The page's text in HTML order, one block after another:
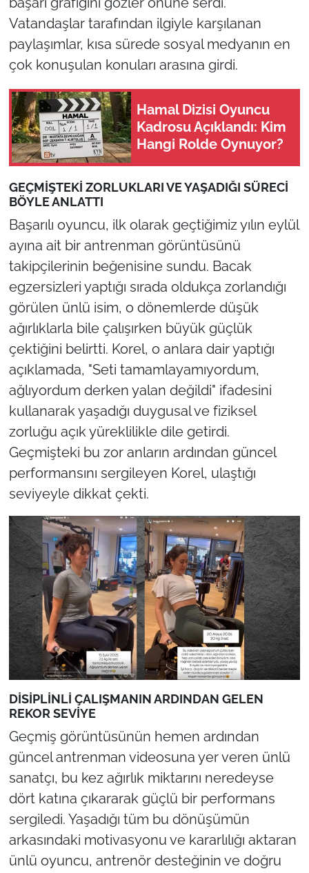
Vatandaşlar tarafından ilgiyle karşılanan
paylaşımlar, kısa sürede sosyal medyanın en
çok konuşulan konuları arasına girdi.
Hamal Dizisi Oyuncu
Kadrosu Açıklandı: Kim
Hangi Rolde Oynuyor?
GEÇMİŞTEKİ ZORLUKLARI VE YAŞADIĞI SÜRECİ
BÖYLE ANLATTI
Başarılı oyuncu, ilk olarak geçtiğimiz yılın eylül
ayına ait bir antrenman görüntüsünü
takipçilerinin beğenisine sundu. Bacak
egzersizleri yaptığı sırada oldukça zorlandığı
görülen ünlü isim, o dönemlerde düşük
ağırlıklarla bile çalışırken büyük güçlük
çektiğini belirtti. Korel, o anlara dair yaptığı
açıklamada, "Seti tamamlayamıyordum,
ağlıyordum derken yalan değildi" ifadesini
kullanarak yaşadığı duygusal ve fiziksel
zorluğu açık yüreklilikle dile getirdi.
Geçmişteki bu zor anların ardından güncel
performansını sergileyen Korel, ulaştığı
seviyeyle dikkat çekti.
DİSİPLİNLİ ÇALIŞMANIN ARDINDAN GELEN
REKOR SEVİYE
Geçmiş görüntüsünün hemen ardından
güncel antrenman videosuna yer veren ünlü
sanatçı, bu kez ağırlık miktarını neredeyse
dört katına çıkararak güçlü bir performans
sergiledi. Yaşadığı tüm bu dönüşümün
arkasındaki motivasyonu ve kararlılığı aktaran
ünlü oyuncu, antrenör desteğinin ve doğru